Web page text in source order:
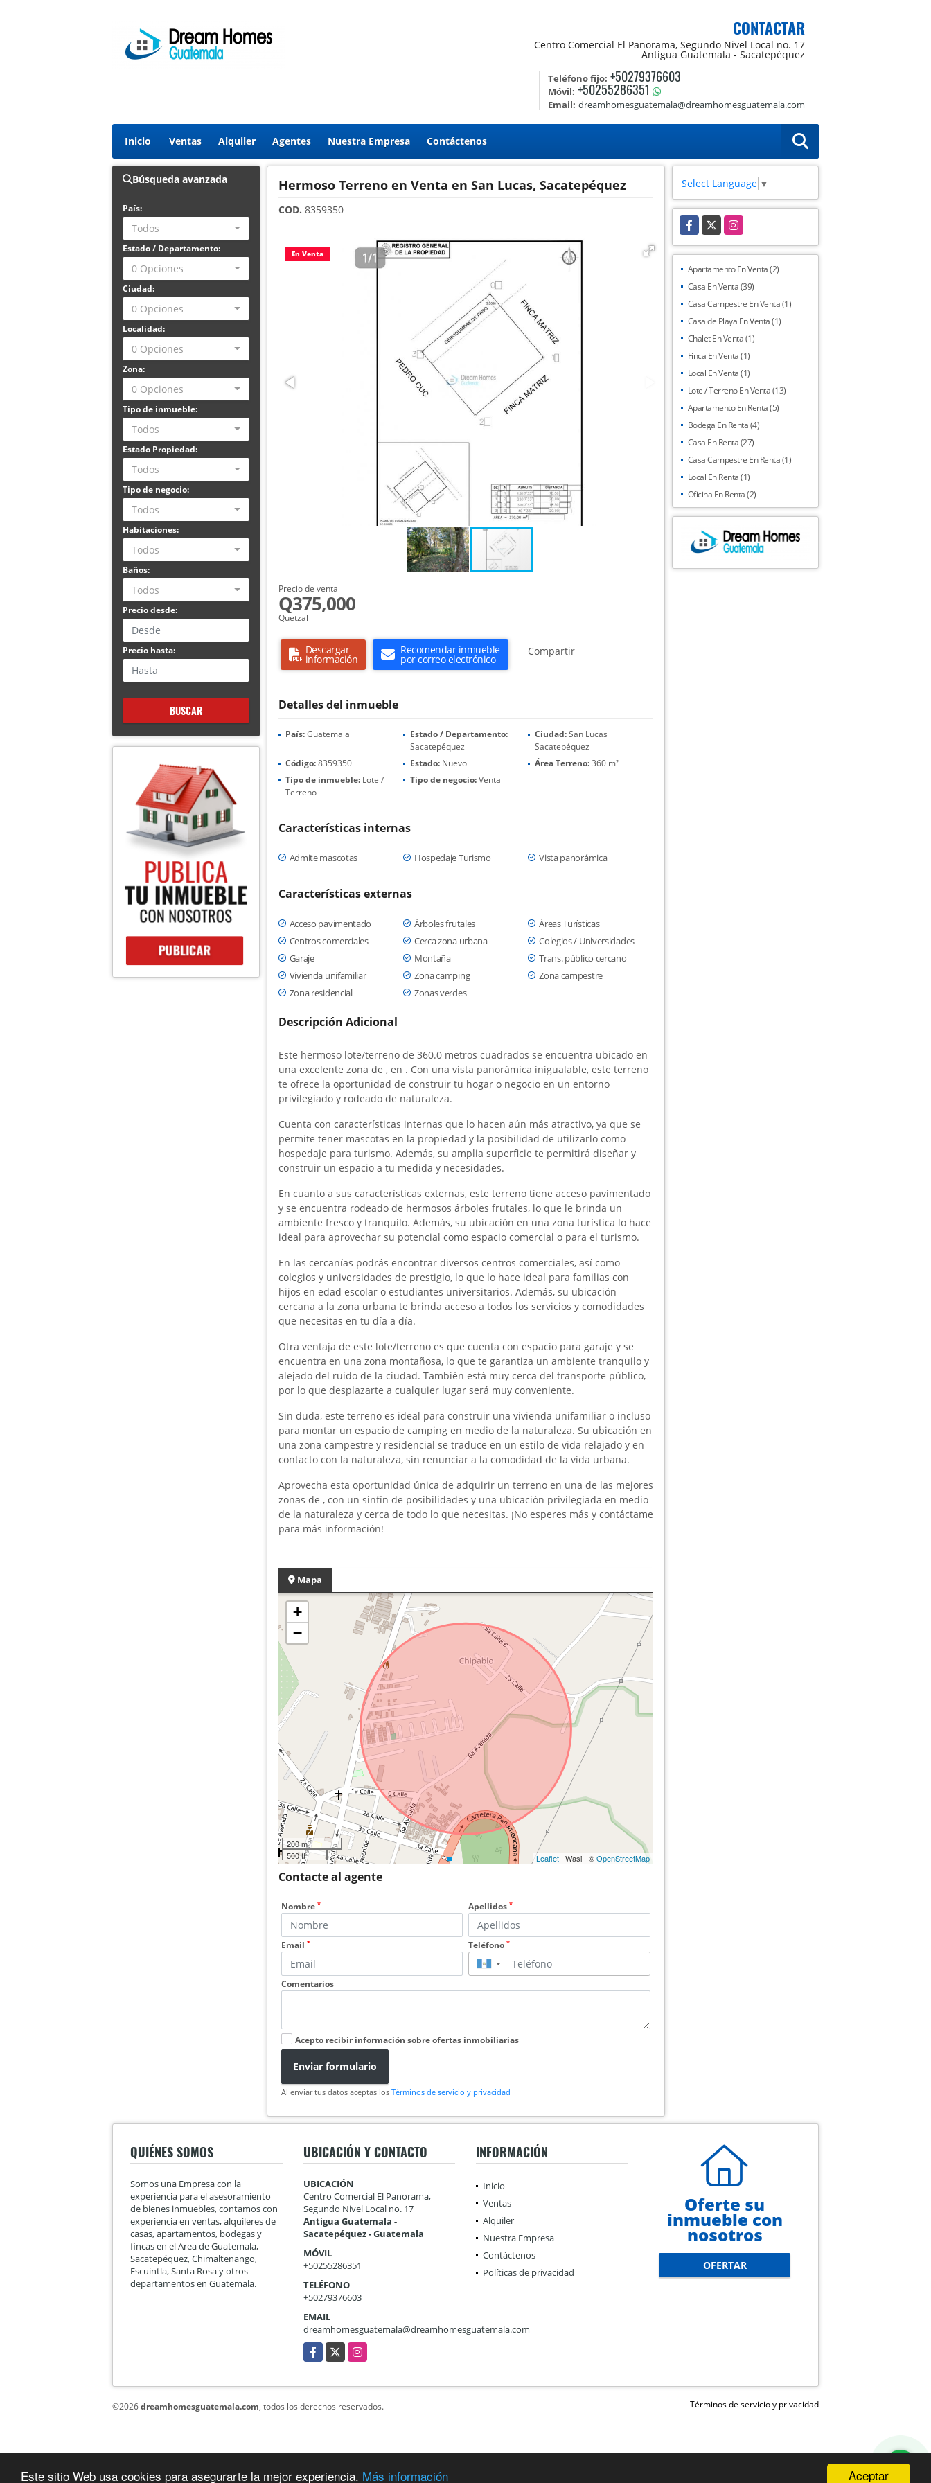
Aceptar
Este sitio Web usa cookies para asegurarte la mejor experiencia. Más información
CONTACTAR
Centro Comercial El Panorama, Segundo Nivel Local no. 17
Antigua Guatemala - Sacatepéquez
Teléfono fijo: +50279376603
Móvil: +50255286351
Email: dreamhomesguatemala@dreamhomesguatemala.com
Inicio Ventas Alquiler Agentes Nuestra Empresa Contáctenos
Búsqueda avanzada
País:
Todos
Estado / Departamento:
0 Opciones
Ciudad:
0 Opciones
Localidad:
0 Opciones
Zona:
0 Opciones
Tipo de inmueble:
Todos
Estado Propiedad:
Todos
Tipo de negocio:
Todos
Habitaciones:
Todos
Baños:
Todos
Precio desde:
Precio hasta:
BUSCAR
Hermoso Terreno en Venta en San Lucas, Sacatepéquez
COD. 8359350
En Venta
Precio de venta
Q375,000
Quetzal
Descargar
información
Recomendar inmueble
por correo electrónico
Compartir
Detalles del inmueble
País:Guatemala
Estado / Departamento:
Sacatepéquez
Ciudad:San Lucas
Sacatepéquez
Código:8359350 Estado:Nuevo Área Terreno:360 m²
Tipo de inmueble:Lote /
Terreno
Tipo de negocio:Venta
Características internas
Admite mascotas Hospedaje Turismo Vista panorámica
Características externas
Acceso pavimentado Árboles frutales
Áreas Turísticas
Centros comerciales
Cerca zona urbana
Colegios / Universidades
Garaje
Montaña
Trans. público cercano
Vivienda unifamiliar
Zona camping
Zona campestre
Zona residencial
Zonas verdes
Descripción Adicional
Este hermoso lote/terreno de 360.0 metros cuadrados se encuentra ubicado en
una excelente zona de , en . Con una vista panorámica inigualable, este terreno
te ofrece la oportunidad de construir tu hogar o negocio en un entorno
privilegiado y rodeado de naturaleza.
Cuenta con características internas que lo hacen aún más atractivo, ya que se
permite tener mascotas en la propiedad y la posibilidad de utilizarlo como
hospedaje para turismo. Además, su amplia superficie te permitirá diseñar y
construir un espacio a tu medida y necesidades.
En cuanto a sus características externas, este terreno tiene acceso pavimentado
y se encuentra rodeado de hermosos árboles frutales, lo que le brinda un
ambiente fresco y tranquilo. Además, su ubicación en una zona turística lo hace
ideal para aprovechar su potencial como espacio comercial o para el turismo.
En las cercanías podrás encontrar diversos centros comerciales, así como
colegios y universidades de prestigio, lo que lo hace ideal para familias con
hijos en edad escolar o estudiantes universitarios. Además, su ubicación
cercana a la zona urbana te brinda acceso a todos los servicios y comodidades
que necesitas en tu día a día.
Otra ventaja de este lote/terreno es que cuenta con espacio para garaje y se
encuentra en una zona montañosa, lo que te garantiza un ambiente tranquilo y
alejado del ruido de la ciudad. También está muy cerca del transporte público,
por lo que desplazarte a cualquier lugar será muy conveniente.
Sin duda, este terreno es ideal para construir una vivienda unifamiliar o incluso
para montar un espacio de camping en medio de la naturaleza. Su ubicación en
una zona campestre y residencial se traduce en un estilo de vida relajado y en
contacto con la naturaleza, sin renunciar a la comodidad de la vida urbana.
Aprovecha esta oportunidad única de adquirir un terreno en una de las mejores
zonas de , con un sinfín de posibilidades y una ubicación privilegiada en medio
de la naturaleza y cerca de todo lo que necesitas. ¡No esperes más y contáctame
para más información!
Mapa
+
−
200 m
500 ft
Leaflet| Wasi - ©OpenStreetMap
Contacte al agente
Nombre * Apellidos *
Email * Teléfono *
▼
Comentarios
Acepto recibir información sobre ofertas inmobiliarias
Enviar formulario
Al enviar tus datos aceptas los Términos de servicio y privacidad
Select Language ▼
Facebook
X Instagram
Apartamento En Venta (2)
Casa En Venta (39)
Casa Campestre En Venta (1)
Casa de Playa En Venta (1)
Chalet En Venta (1)
Finca En Venta (1)
Local En Venta (1)
Lote / Terreno En Venta (13)
Apartamento En Renta (5)
Bodega En Renta (4)
Casa En Renta (27)
Casa Campestre En Renta (1)
Local En Renta (1)
Oficina En Renta (2)
QUIÉNES SOMOS
Somos una Empresa con la
experiencia para el asesoramiento
de bienes inmuebles, contamos con
experiencia en ventas, alquileres de
casas, apartamentos, bodegas y
fincas en el Area de Guatemala,
Sacatepéquez, Chimaltenango,
Escuintla, Santa Rosa y otros
departamentos en Guatemala.
UBICACIÓN Y CONTACTO
UBICACIÓN
Centro Comercial El Panorama,
Segundo Nivel Local no. 17
Antigua Guatemala -
Sacatepéquez - Guatemala
MÓVIL
+50255286351
TELÉFONO
+50279376603
EMAIL
dreamhomesguatemala@dreamhomesguatemala.com
Facebook
X Instagram
INFORMACIÓN
Inicio
Ventas
Alquiler
Nuestra Empresa
Contáctenos
Políticas de privacidad
Oferte su
inmueble con
nosotros
OFERTAR
©2026dreamhomesguatemala.com, todos los derechos reservados. Términos de servicio y privacidad